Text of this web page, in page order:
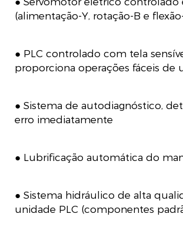
(alimentação-Y, rotação-B e flexão-
● PLC controlado com tela
proporciona operações fáceis de
● Sistema de autodiagnóstico,
erro imediatamente
● Lubrificação automática do
● Sistema hidráulico de alta
unidade PLC (componentes